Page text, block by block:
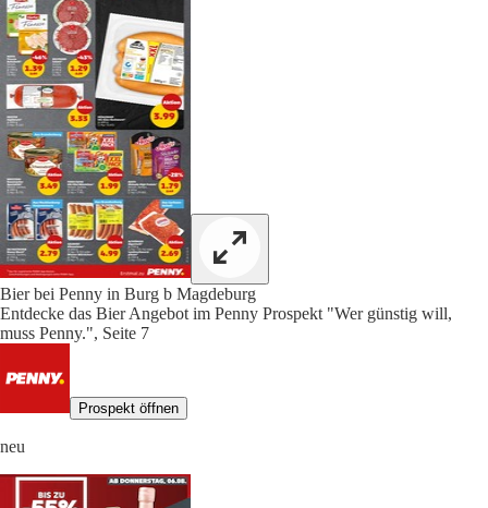
Bier bei Penny in Burg b Magdeburg
Entdecke das Bier Angebot im Penny Prospekt "Wer günstig will,
muss Penny.", Seite 7
Prospekt öffnen
neu